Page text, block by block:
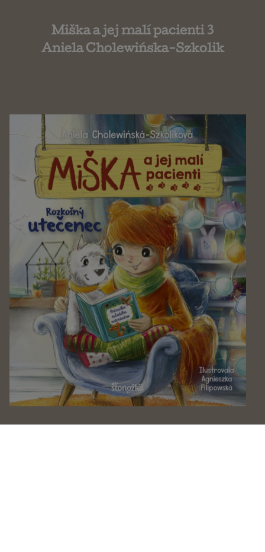
Miška a jej malí pacienti 3
Aniela Cholewińska-Szkolik